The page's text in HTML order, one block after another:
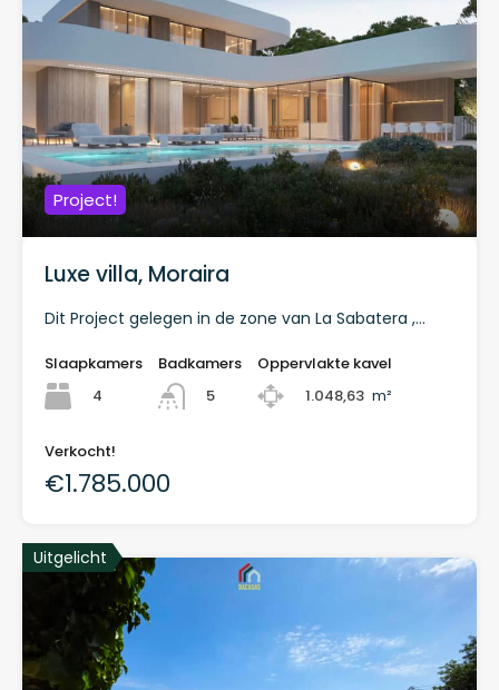
Project!
Luxe villa, Moraira
Dit Project gelegen in de zone van La Sabatera ,…
Slaapkamers
4
Badkamers
5
Oppervlakte kavel
1.048,63 m²
Verkocht!
€1.785.000
Uitgelicht